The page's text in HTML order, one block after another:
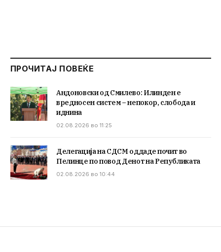
ПРОЧИТАЈ ПОВЕЌЕ
Андоновски од Смилево: Илинден е
вредносен систем – непокор, слобода и
иднина
02.08.2026 во 11:25
Делегација на СДСМ оддаде почит во
Пелинце по повод Денот на Републиката
02.08.2026 во 10:44